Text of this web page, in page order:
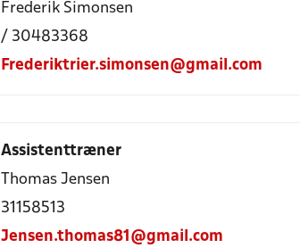
Frederik Simonsen
/ 30483368
Frederiktrier.simonsen@gmail.com
Assistenttræner
Thomas Jensen
31158513
Jensen.thomas81@gmail.com